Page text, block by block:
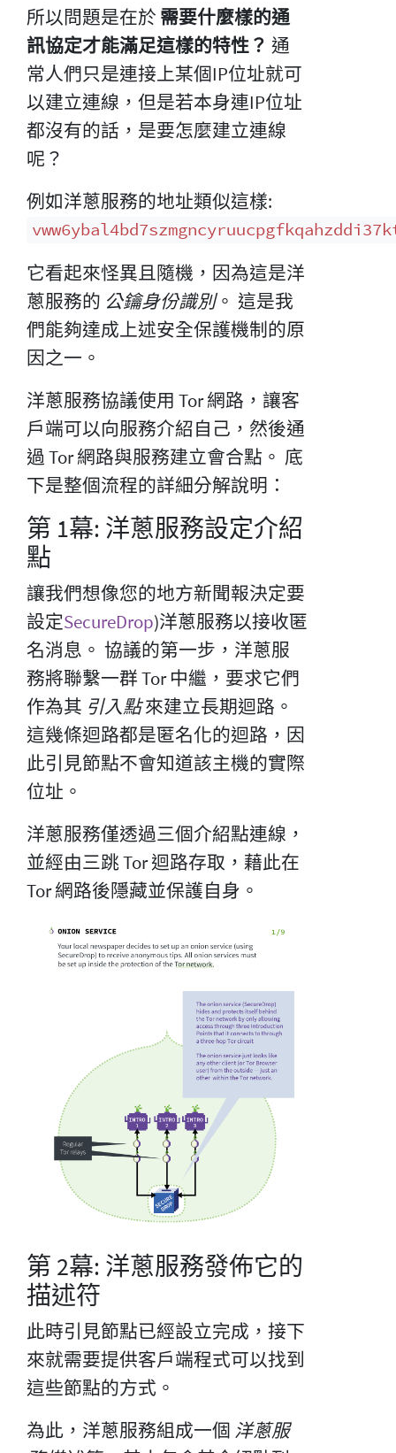
所以問題是在於 需要什麼樣的通
訊協定才能滿足這樣的特性？ 通
常人們只是連接上某個IP位址就可
以建立連線，但是若本身連IP位址
都沒有的話，是要怎麼建立連線
呢？
例如洋蔥服務的地址類似這樣:
它看起來怪異且隨機，因為這是洋
蔥服務的 公鑰身份識別。 這是我
們能夠達成上述安全保護機制的原
因之一。
洋蔥服務協議使用 Tor 網路，讓客
戶端可以向服務介紹自己，然後通
過 Tor 網路與服務建立會合點。 底
下是整個流程的詳細分解說明：
第 1幕: 洋蔥服務設定介紹
點
讓我們想像您的地方新聞報決定要
設定SecureDrop)洋蔥服務以接收匿
名消息。 協議的第一步，洋蔥服
務將聯繫一群 Tor 中繼，要求它們
作為其 引入點來建立長期迴路。
這幾條迴路都是匿名化的迴路，因
此引見節點不會知道該主機的實際
位址。
洋蔥服務僅透過三個介紹點連線，
並經由三跳 Tor 迴路存取，藉此在
Tor 網路後隱藏並保護自身。
第 2幕: 洋蔥服務發佈它的
描述符
此時引見節點已經設立完成，接下
來就需要提供客戶端程式可以找到
這些節點的方式。
為此，洋蔥服務組成一個 洋蔥服